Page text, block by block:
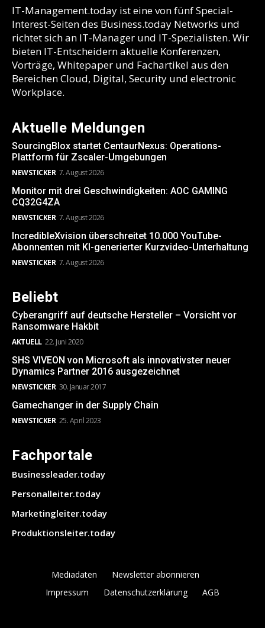
IT-Management.today ist eine von fünf Special-
Interest-Seiten des Business.today Networks und
richtet sich an IT-Manager und IT-Spezialisten. Wir
bieten IT-Entscheidern aktuelle Konferenzen,
Vorträge, Whitepaper und Fachartikel aus den
Bereichen Cloud, Digital, Security und electronic
Workplace.
Aktuelle Meldungen
SourcingBlox startet CentaurNexus: Operations-
Plattform für Zscaler-Umgebungen
NEWSTICKER 7. August 2026
Monitor mit drei Geschwindigkeiten: AOC GAMING
CQ32G4ZA
NEWSTICKER 7. August 2026
IncredibleXvision überschreitet 10.000 YouTube-
Abonnenten mit KI-generierter Kurzvideo-Unterhaltung
NEWSTICKER 7. August 2026
Beliebt
Cyberangriff auf deutsche Hersteller – Vorsicht vor
Ransomware Hakbit
AKTUELL 22. Juni 2020
SHS VIVEON von Microsoft als innovativster neuer
Dynamics Partner 2016 ausgezeichnet
NEWSTICKER 30. Januar 2017
Gamechanger in der Supply Chain
NEWSTICKER 25. April 2023
Fachportale
Businessleader.today
Personalleiter.today
Marketingleiter.today
Produktionsleiter.today
Mediadaten
Newsletter abonnieren
Impressum
Datenschutzerklärung AGB